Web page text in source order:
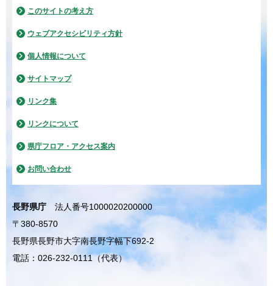
このサイトの考え方
ウェブアクセシビリティ方針
個人情報について
サイトマップ
リンク集
リンクについて
県庁フロア・アクセス案内
お問い合わせ
長野県庁
法人番号1000020200000
〒380-8570
長野県長野市大字南長野字幅下692-2
電話：026-232-0111（代表）